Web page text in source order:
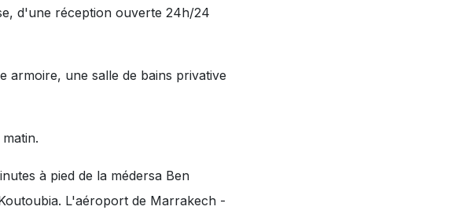
d'une réception ouverte 24h/24
armoire, une salle de bains privative
à pied de la médersa Ben
L'aéroport de Marrakech -